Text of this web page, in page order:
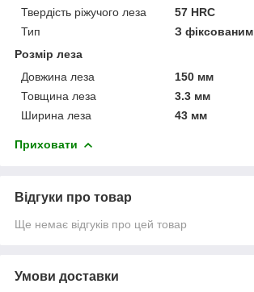
Твердість ріжучого леза
57 HRC
Тип
З
Розмір леза
Довжина леза
150 мм
Товщина леза
3.3 мм
Ширина леза
43 мм
Приховати
Відгуки про товар
Ще немає відгуків про цей товар
Умови доставки